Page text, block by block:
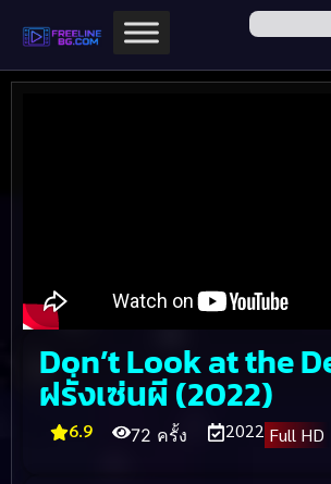
Don’t Look at the
ฝรั่งเซ่นผี (2022)
6.9 72 ครั้ง 2022 Full HD